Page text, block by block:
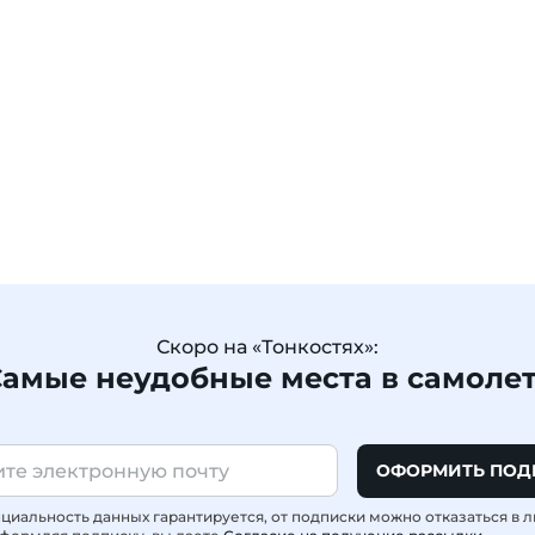
Скоро на «Тонкостях»:
неудобные места в
ОФОРМИТЬ
данных гарантируется, от подписки можно отказаться в